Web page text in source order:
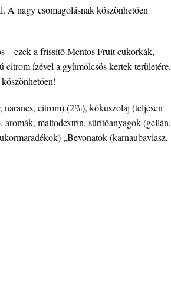
A nagy csomagolásnak köszönhetően
– ezek a frissítő Mentos Fruit cukorkák,
citrom ízével a gyümölcsös kertek területére.
citrom) (2%), kókuszolaj (teljesen
maltodextrin, sűrítőanyagok (gellán,
„Bevonatok (karnaubaviasz,